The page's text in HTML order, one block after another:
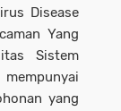
Disease
Yang
Sistem
yang